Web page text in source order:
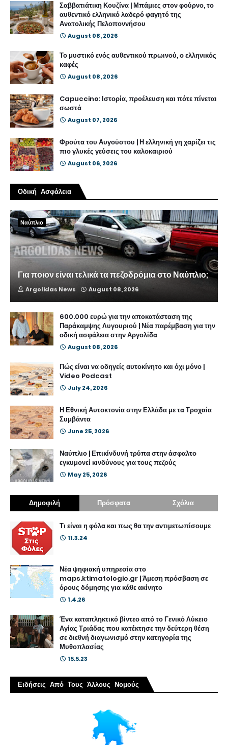
Σαββατιάτικη Κουζίνα | Μπάμιες στον φούρνο, το
αυθεντικό ελληνικό λαδερό φαγητό της
Ανατολικής Πελοποννήσου
August 08, 2026
Το μυστικό ενός αυθεντικού πρωινού, ο ελληνικός
καφές
August 08, 2026
Capuccino: Ιστορία, προέλευση και πότε πίνεται
σωστά
August 07, 2026
Φρούτα του Αυγούστου | Η ελληνική γη χαρίζει τις
πιο γλυκές γεύσεις του καλοκαιριού
August 06, 2026
Οδική Ασφάλεια
Ναύπλιο
Για ποιον είναι τελικά τα πεζοδρόμια στο Ναύπλιο;
Argolidas News August 08, 2026
600.000 ευρώ για την αποκατάσταση της
Παράκαμψης Λυγουριού | Νέα παρέμβαση για την
οδική ασφάλεια στην Αργολίδα
August 08, 2026
Πώς είναι να οδηγείς αυτοκίνητο και όχι μόνο |
Video Podcast
July 24, 2026
Η Εθνική Αυτοκτονία στην Ελλάδα με τα Τροχαία
Συμβάντα
June 25, 2026
Ναύπλιο | Επικίνδυνή τρύπα στην άσφαλτο
εγκυμονεί κινδύνους για τους πεζούς
May 25, 2026
Δημοφιλή Πρόσφατα Σχόλια
Τι είναι η φόλα και πως θα την αντιμετωπίσουμε
11.3.24
Νέα ψηφιακή υπηρεσία στο
maps.ktimatologio.gr | Άμεση πρόσβαση σε
όρους δόμησης για κάθε ακίνητο
1.4.26
Ένα καταπληκτικό βίντεο από το Γενικό Λύκειο
Αγίας Τριάδας που κατέκτησε την δεύτερη θέση
σε διεθνή διαγωνισμό στην κατηγορία της
Μυθοπλασίας
15.5.23
Ειδήσεις Από Τους Άλλους Νομούς